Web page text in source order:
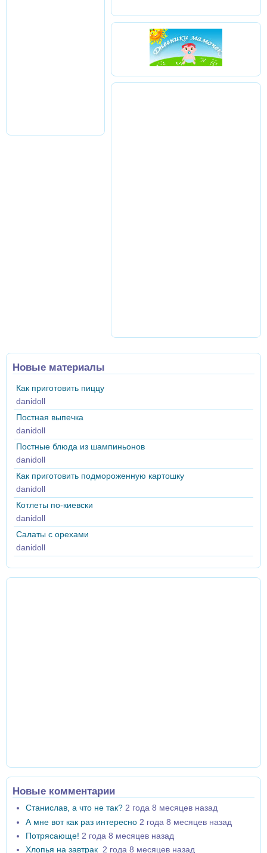
Новые материалы
Как приготовить пиццу
danidoll
Постная выпечка
danidoll
Постные блюда из шампиньонов
danidoll
Как приготовить подмороженную картошку
danidoll
Котлеты по-киевски
danidoll
Салаты с орехами
danidoll
Новые комментарии
Станислав, а что не так? 2 года 8 месяцев назад
А мне вот как раз интересно 2 года 8 месяцев назад
Потрясающе! 2 года 8 месяцев назад
Хлопья на завтрак 2 года 8 месяцев назад